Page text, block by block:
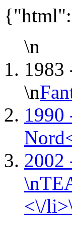
\n
1983
\n
1990
2002
\n
<\/